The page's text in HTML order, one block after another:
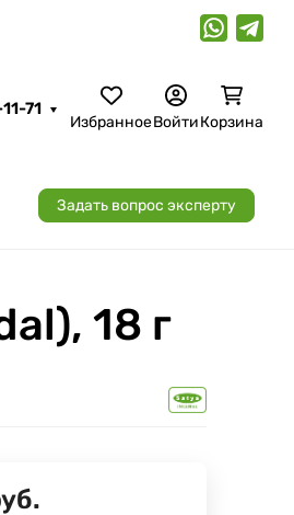
71
ИзбранноеВойтиКорзина
Задать вопрос эксперту
18 г